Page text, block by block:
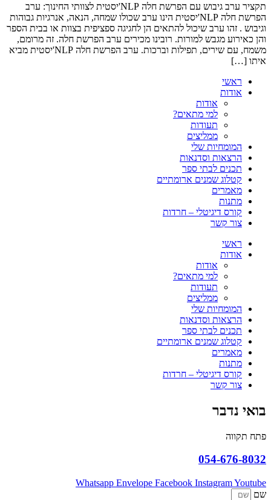
תקציר ערב גיבוש עם הפרשת חלה NLP'יסטית לצוותי החינוך: ערב
הפרשת חלה NLP'יסטית הינו ערב שכולו שמחה, הנאה, אנרגיות גבוהות
וגיבוש . זהו ערב שיכול להתאים הן לחגיגה ספציפית בצוות או בבית הספר
והן כאירוע מגבש למורות. רובינו מכירים ערב הפרשת חלה. זה מרומם,
משמח, עם שירים, תפילות וברכות. ערב הפרשת חלה NLP'יסטית מביא
איתו […]
ראשי
אודות
אודות
למי מתאים?
תעודות
ממליצים
המומחיות שלי
הרצאות וסדנאות
תכנים לבתי ספר
קטלוג שמנים ארומתיים
מאמרים
מתנות
קורס דיגיטלי – חרדות
צור קשר
ראשי
אודות
אודות
למי מתאים?
תעודות
ממליצים
המומחיות שלי
הרצאות וסדנאות
תכנים לבתי ספר
קטלוג שמנים ארומתיים
מאמרים
מתנות
קורס דיגיטלי – חרדות
צור קשר
בואי נדבר
פתח תקווה
054-676-8032
Whatsapp Envelope Facebook InstagramYoutube
שם